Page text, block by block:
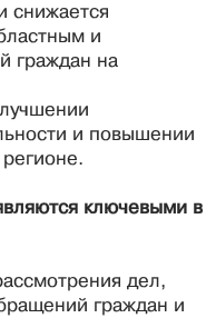
снижается
и
граждан на
и повышении
ключевыми в
дел,
граждан и